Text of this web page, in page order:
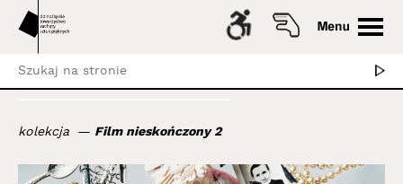
kolekcja Film nieskończony 2